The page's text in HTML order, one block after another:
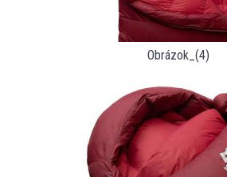
Obrázok_(4)